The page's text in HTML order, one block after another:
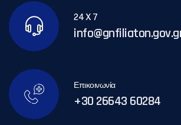
24 X 7
Επικοινωνία
+30 26643 60284